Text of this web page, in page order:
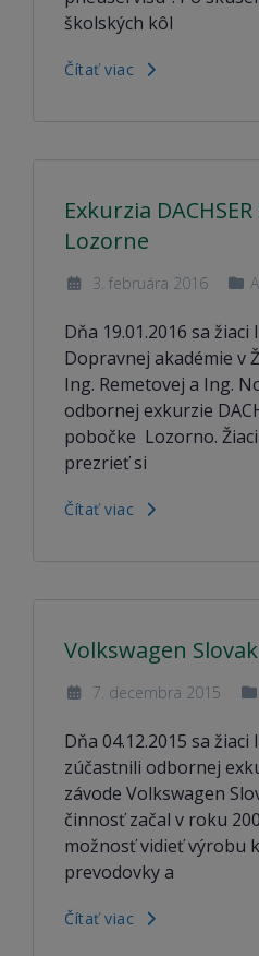
školských kôl
Čítať viac
Exkurzia
Lozorne
3. februára 2016
Dňa 19.01.2016 sa žiaci
Dopravnej akadémie v
Ing. Remetovej a Ing.
odbornej exkurzie
pobočke Lozorno.
prezrieť si
Čítať viac
Volkswagen
7. decembra 2015
Dňa 04.12.2015 sa žiaci
zúčastnili odbornej
závode Volkswagen
činnosť začal v roku
možnosť vidieť výrobu
prevodovky a
Čítať viac